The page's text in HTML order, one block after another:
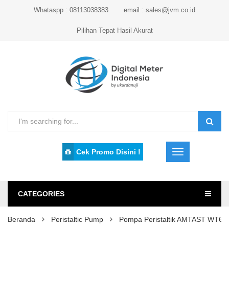
Whataspp : 08113038383 email : sales@jvm.co.id
Pilihan Tepat Hasil Akurat
Cek Promo Disini !
CATEGORIES
Beranda Peristaltic Pump Pompa Peristaltik AMTAST